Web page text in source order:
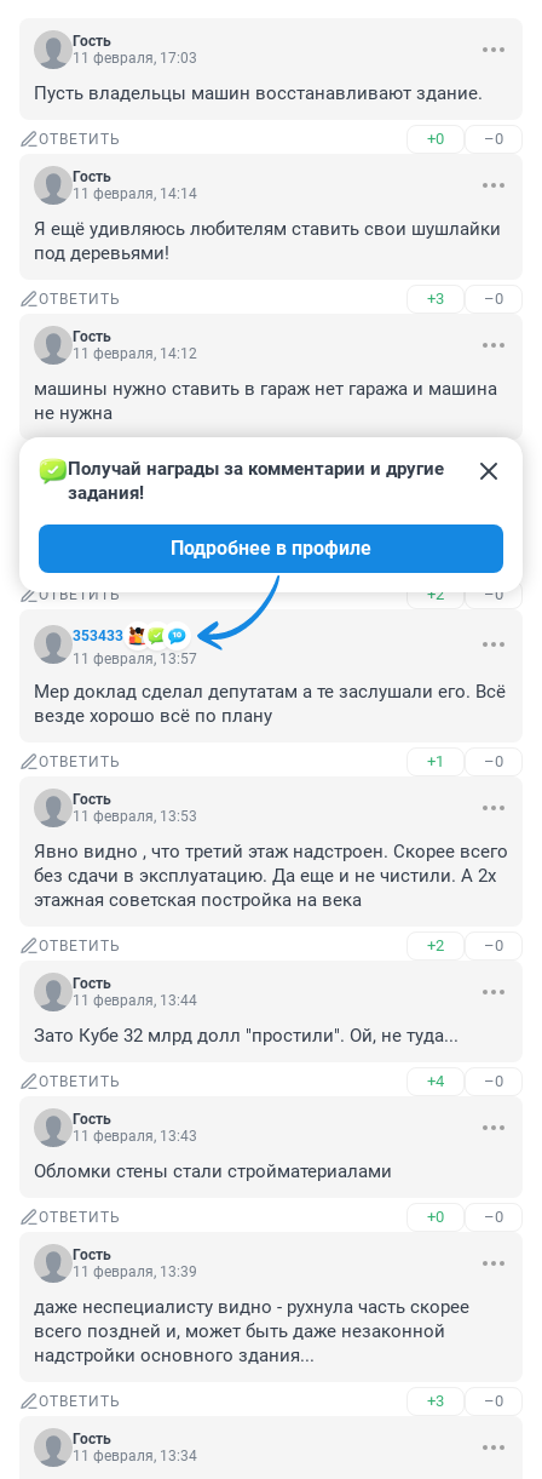
Гость
11 февраля, 17:03
Пусть владельцы машин восстанавливают здание.
ОТВЕТИТЬ +0 –0
Гость
11 февраля, 14:14
Я ещё удивляюсь любителям ставить свои шушлайки
под деревьями!
ОТВЕТИТЬ +3 –0
Гость
11 февраля, 14:12
машины нужно ставить в гараж нет гаража и машина
не нужна
ОТВЕТИТЬ –0
Гость
Был седанчик, стал - пикапчик!!
ОТВЕТИТЬ +2 –0
353433
Получай награды за комментарии и другие
задания!
Подробнее в профиле
11 февраля, 13:57
Мер доклад сделал депутатам а те заслушали его. Всё
везде хорошо всё по плану
ОТВЕТИТЬ +1 –0
Гость
11 февраля, 13:53
Явно видно , что третий этаж надстроен. Скорее всего
без сдачи в эксплуатацию. Да еще и не чистили. А 2х
этажная советская постройка на века
ОТВЕТИТЬ +2 –0
Гость
11 февраля, 13:44
Зато Кубе 32 млрд долл "простили". Ой, не туда...
ОТВЕТИТЬ +4 –0
Гость
11 февраля, 13:43
Обломки стены стали стройматериалами
ОТВЕТИТЬ +0 –0
Гость
11 февраля, 13:39
даже неспециалисту видно - рухнула часть скорее
всего поздней и, может быть даже незаконной
надстройки основного здания...
ОТВЕТИТЬ +3 –0
Гость
11 февраля, 13:34